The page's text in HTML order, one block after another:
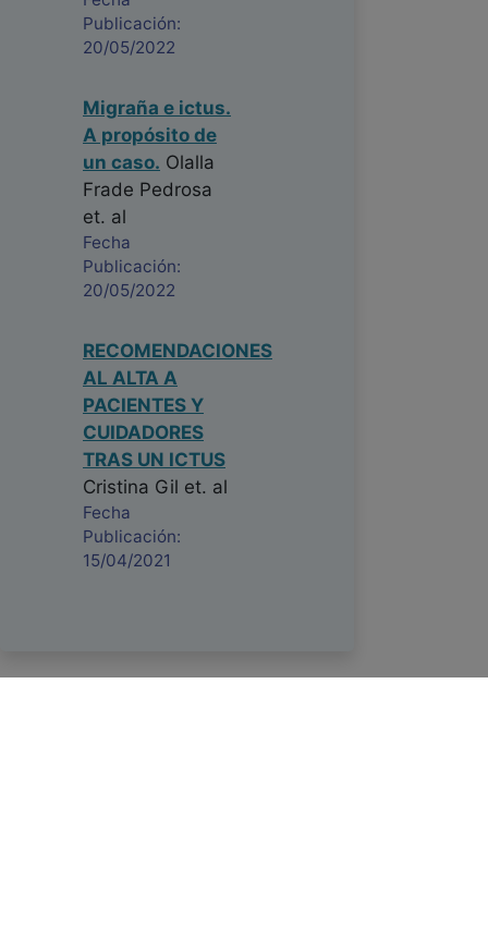
Publicación:
20/05/2022
Migraña e ictus.
A propósito de
un caso. Olalla
Frade Pedrosa
et. al
Fecha
Publicación:
20/05/2022
RECOMENDACIONES
AL ALTA A
PACIENTES Y
CUIDADORES
TRAS UN ICTUS
Cristina Gil et. al
Fecha
Publicación:
15/04/2021